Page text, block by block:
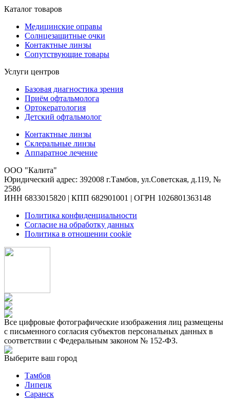
Каталог товаров
Медицинские оправы
Солнцезащитные очки
Контактные линзы
Сопутствующие товары
Услуги центров
Базовая диагностика зрения
Приём офтальмолога
Ортокератология
Детский офтальмолог
Контактные линзы
Склеральные линзы
Аппаратное лечение
ООО "Калита"
Юридический адрес: 392008 г.Тамбов, ул.Советская, д.119, №
258б
ИНН 6833015820 | КПП 682901001 | ОГРН 1026801363148
Политика конфиденциальности
Согласие на обработку данных
Политика в отношении cookie
Все цифровые фотографические изображения лиц размещены
с письменного согласия субъектов персональных данных в
соответствии с Федеральным законом № 152-ФЗ.
Выберите ваш город
Тамбов
Липецк
Саранск